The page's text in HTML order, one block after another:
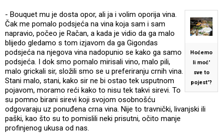
Hoćemo
li moć'
sve to
pojest'?
- Bouquet mu je dosta opor, ali ja i volim oporija vina.
Čak me pomalo podsjeća na vina koja sam i sam
napravio, počeo je Račan, a kada je vidio da ga malo
blijedo gledamo s tom izjavom da ga Gigondas
podsjeća na njegova vina nadopunio se kako ga samo
podsjeća. I dok smo pomalo mirisali vino, malo pili,
malo grickali sir, složili smo se u preferiranju crnih vina.
Stani malo, stani, kako sir ne bi ostao tek usputnom
pojavom, moramo reći kako to nisu tek takvi sirevi. To
su pomno birani sirevi koji svojom osobnošću
odgovaraju uz ponuđena crna vina. Nije to travnički, livanjski ili
paški, kao što su to pomislili neki prisutni, očito manje
profinjenog ukusa od nas.